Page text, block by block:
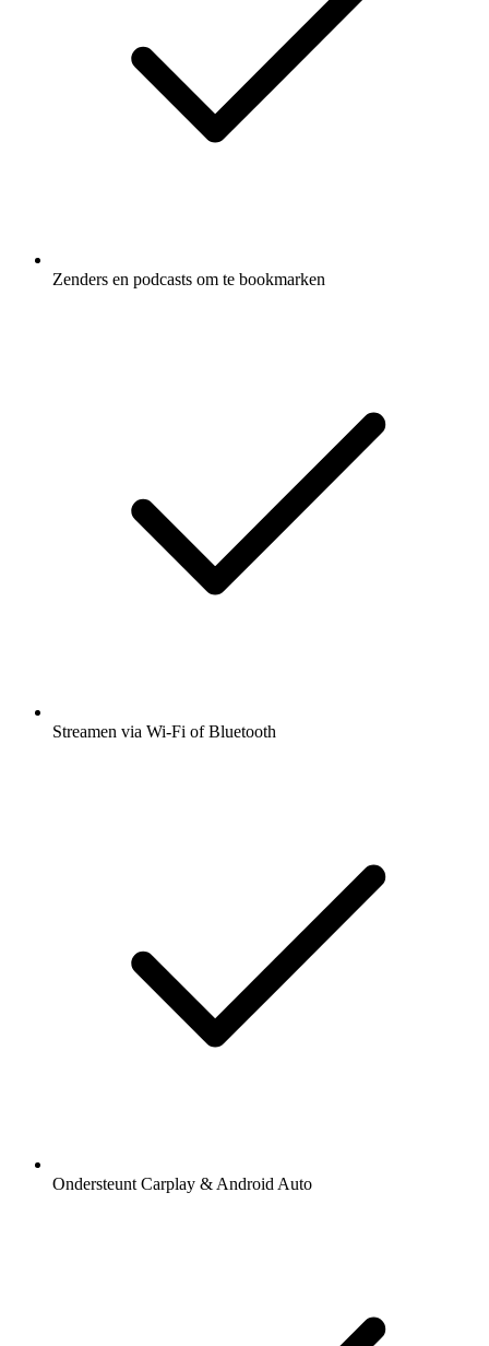
Zenders en podcasts om te bookmarken
Streamen via Wi-Fi of Bluetooth
Ondersteunt Carplay & Android Auto